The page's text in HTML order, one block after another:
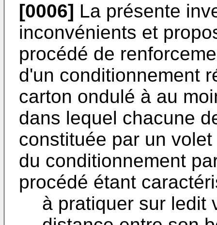
[0006] La présente
inconvénients et
procédé de
d'un conditionnement
carton ondulé à au
dans lequel chacune
constituée par un
du conditionnement
procédé étant
à pratiquer sur ledit